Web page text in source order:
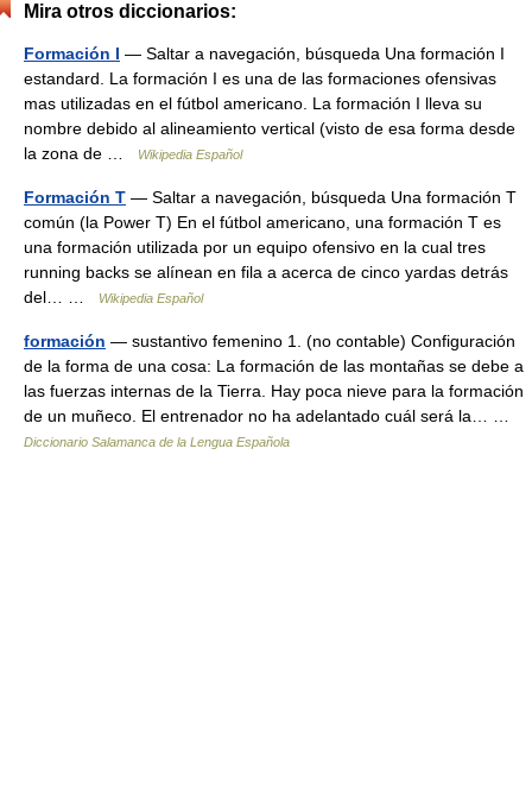
Mira otros diccionarios:
Formación I — Saltar a navegación, búsqueda Una formación I
estandard. La formación I es una de las formaciones ofensivas
mas utilizadas en el fútbol americano. La formación I lleva su
nombre debido al alineamiento vertical (visto de esa forma desde
la zona de …
Wikipedia Español
Formación T — Saltar a navegación, búsqueda Una formación T
común (la Power T) En el fútbol americano, una formación T es
una formación utilizada por un equipo ofensivo en la cual tres
running backs se alínean en fila a acerca de cinco yardas detrás
del… …
Wikipedia Español
formación — sustantivo femenino 1. (no contable) Configuración
de la forma de una cosa: La formación de las montañas se debe a
las fuerzas internas de la Tierra. Hay poca nieve para la formación
de un muñeco. El entrenador no ha adelantado cuál será la… …
Diccionario Salamanca de la Lengua Española